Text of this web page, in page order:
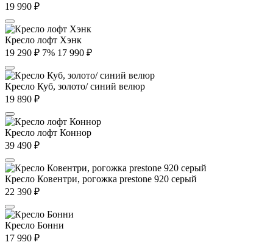
19 990 ₽
Кресло лофт Хэнк
19 290 ₽ 7% 17 990 ₽
Кресло Куб, золото/ синий велюр
19 890 ₽
Кресло лофт Коннор
39 490 ₽
Кресло Ковентри, рогожка prestone 920 серый
22 390 ₽
Кресло Бонни
17 990 ₽